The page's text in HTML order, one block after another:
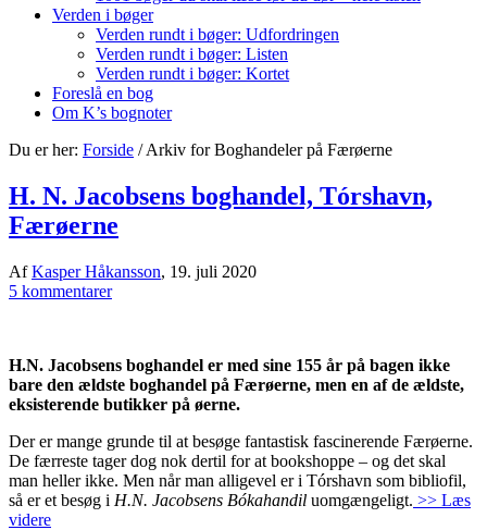
Verden i bøger
Verden rundt i bøger: Udfordringen
Verden rundt i bøger: Listen
Verden rundt i bøger: Kortet
Foreslå en bog
Om K’s bognoter
Du er her: Forside /Arkiv for Boghandeler på Færøerne
H. N. Jacobsens boghandel, Tórshavn,
Færøerne
AfKasper Håkansson, 19. juli 2020
5 kommentarer
H.N. Jacobsens boghandel er med sine 155 år på bagen ikke
bare den ældste boghandel på Færøerne, men en af de ældste,
eksisterende butikker på øerne.
Der er mange grunde til at besøge fantastisk fascinerende Færøerne.
De færreste tager dog nok dertil for at bookshoppe – og det skal
man heller ikke. Men når man alligevel er i Tórshavn som bibliofil,
så er et besøg i H.N. Jacobsens Bókahandil uomgængeligt. >> Læs
videre